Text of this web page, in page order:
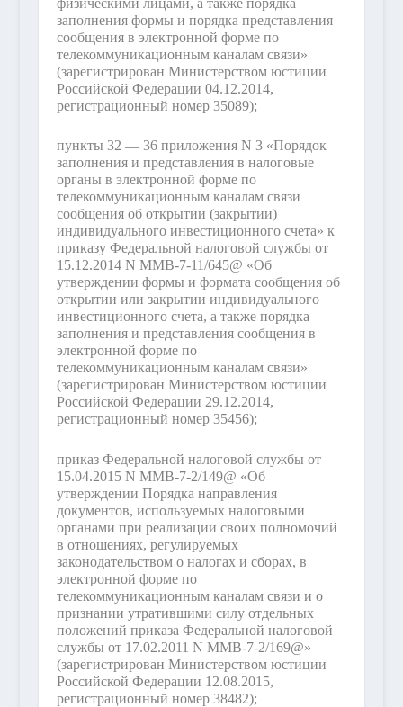
заполнения формы и порядка представления
сообщения в электронной форме по
телекоммуникационным каналам связи»
(зарегистрирован Министерством юстиции
Российской Федерации 04.12.2014,
регистрационный номер 35089);
пункты 32 — 36 приложения N 3 «Порядок
заполнения и представления в налоговые
органы в электронной форме по
телекоммуникационным каналам связи
сообщения об открытии (закрытии)
индивидуального инвестиционного счета» к
приказу Федеральной налоговой службы от
15.12.2014 N ММВ-7-11/645@ «Об
утверждении формы и формата сообщения об
открытии или закрытии индивидуального
инвестиционного счета, а также порядка
заполнения и представления сообщения в
электронной форме по
телекоммуникационным каналам связи»
(зарегистрирован Министерством юстиции
Российской Федерации 29.12.2014,
регистрационный номер 35456);
приказ Федеральной налоговой службы от
15.04.2015 N ММВ-7-2/149@ «Об
утверждении Порядка направления
документов, используемых налоговыми
органами при реализации своих полномочий
в отношениях, регулируемых
законодательством о налогах и сборах, в
электронной форме по
телекоммуникационным каналам связи и о
признании утратившими силу отдельных
положений приказа Федеральной налоговой
службы от 17.02.2011 N ММВ-7-2/169@»
(зарегистрирован Министерством юстиции
Российской Федерации 12.08.2015,
регистрационный номер 38482);